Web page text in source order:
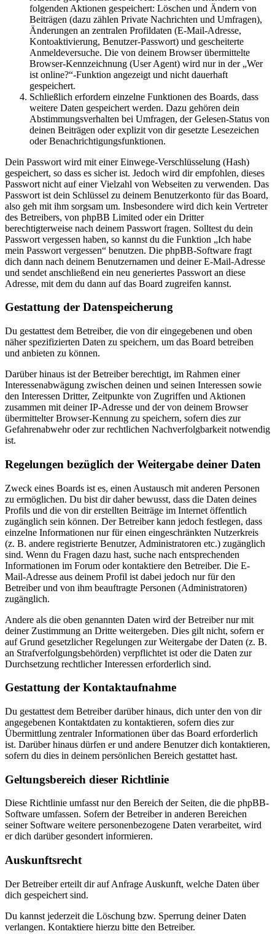
folgenden Aktionen gespeichert: Löschen und Ändern von
Beiträgen (dazu zählen Private Nachrichten und Umfragen),
Änderungen an zentralen Profildaten (E-Mail-Adresse,
Kontoaktivierung, Benutzer-Passwort) und gescheiterte
Anmeldeversuche. Die von deinem Browser übermittelte
Browser-Kennzeichnung (User Agent) wird nur in der „Wer
ist online?“-Funktion angezeigt und nicht dauerhaft
gespeichert.
Schließlich erfordern einzelne Funktionen des Boards, dass
weitere Daten gespeichert werden. Dazu gehören dein
Abstimmungsverhalten bei Umfragen, der Gelesen-Status von
deinen Beiträgen oder explizit von dir gesetzte Lesezeichen
oder Benachrichtigungsfunktionen.
Dein Passwort wird mit einer Einwege-Verschlüsselung (Hash)
gespeichert, so dass es sicher ist. Jedoch wird dir empfohlen, dieses
Passwort nicht auf einer Vielzahl von Webseiten zu verwenden. Das
Passwort ist dein Schlüssel zu deinem Benutzerkonto für das Board,
also geh mit ihm sorgsam um. Insbesondere wird dich kein Vertreter
des Betreibers, von phpBB Limited oder ein Dritter
berechtigterweise nach deinem Passwort fragen. Solltest du dein
Passwort vergessen haben, so kannst du die Funktion „Ich habe
mein Passwort vergessen“ benutzen. Die phpBB-Software fragt
dich dann nach deinem Benutzernamen und deiner E-Mail-Adresse
und sendet anschließend ein neu generiertes Passwort an diese
Adresse, mit dem du dann auf das Board zugreifen kannst.
Gestattung der Datenspeicherung
Du gestattest dem Betreiber, die von dir eingegebenen und oben
näher spezifizierten Daten zu speichern, um das Board betreiben
und anbieten zu können.
Darüber hinaus ist der Betreiber berechtigt, im Rahmen einer
Interessenabwägung zwischen deinen und seinen Interessen sowie
den Interessen Dritter, Zeitpunkte von Zugriffen und Aktionen
zusammen mit deiner IP-Adresse und der von deinem Browser
übermittelter Browser-Kennung zu speichern, sofern dies zur
Gefahrenabwehr oder zur rechtlichen Nachverfolgbarkeit notwendig
ist.
Regelungen bezüglich der Weitergabe deiner Daten
Zweck eines Boards ist es, einen Austausch mit anderen Personen
zu ermöglichen. Du bist dir daher bewusst, dass die Daten deines
Profils und die von dir erstellten Beiträge im Internet öffentlich
zugänglich sein können. Der Betreiber kann jedoch festlegen, dass
einzelne Informationen nur für einen eingeschränkten Nutzerkreis
(z. B. andere registrierte Benutzer, Administratoren etc.) zugänglich
sind. Wenn du Fragen dazu hast, suche nach entsprechenden
Informationen im Forum oder kontaktiere den Betreiber. Die E-
Mail-Adresse aus deinem Profil ist dabei jedoch nur für den
Betreiber und von ihm beauftragte Personen (Administratoren)
zugänglich.
Andere als die oben genannten Daten wird der Betreiber nur mit
deiner Zustimmung an Dritte weitergeben. Dies gilt nicht, sofern er
auf Grund gesetzlicher Regelungen zur Weitergabe der Daten (z. B.
an Strafverfolgungsbehörden) verpflichtet ist oder die Daten zur
Durchsetzung rechtlicher Interessen erforderlich sind.
Gestattung der Kontaktaufnahme
Du gestattest dem Betreiber darüber hinaus, dich unter den von dir
angegebenen Kontaktdaten zu kontaktieren, sofern dies zur
Übermittlung zentraler Informationen über das Board erforderlich
ist. Darüber hinaus dürfen er und andere Benutzer dich kontaktieren,
sofern du dies in deinem persönlichen Bereich gestattet hast.
Geltungsbereich dieser Richtlinie
Diese Richtlinie umfasst nur den Bereich der Seiten, die die phpBB-
Software umfassen. Sofern der Betreiber in anderen Bereichen
seiner Software weitere personenbezogene Daten verarbeitet, wird
er dich darüber gesondert informieren.
Auskunftsrecht
Der Betreiber erteilt dir auf Anfrage Auskunft, welche Daten über
dich gespeichert sind.
Du kannst jederzeit die Löschung bzw. Sperrung deiner Daten
verlangen. Kontaktiere hierzu bitte den Betreiber.